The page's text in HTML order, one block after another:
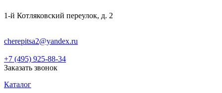
1-й Котляковский переулок, д. 2
cherepitsa2@yandex.ru
+7 (495) 925-88-34
Заказать звонок
Каталог